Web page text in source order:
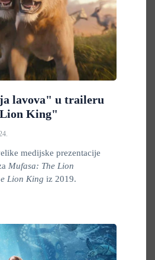
lavova" u traileru
King"
medijske prezentacije
Mufasa: The Lion
Lion King iz 2019.